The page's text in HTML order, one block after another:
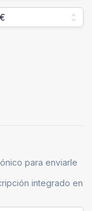
para enviarle
integrado en